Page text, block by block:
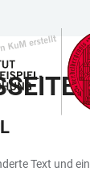
Text und